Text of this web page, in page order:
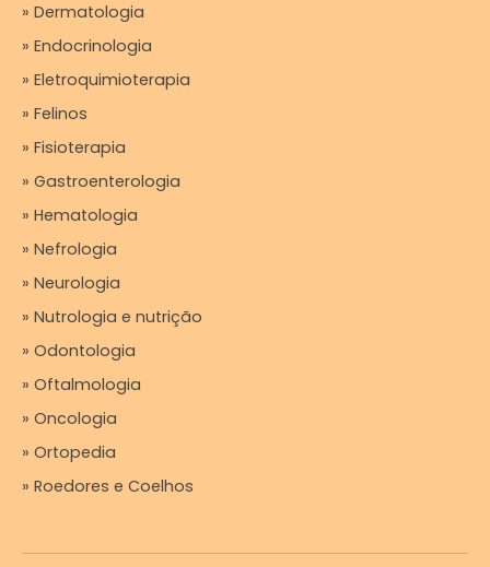
» Dermatologia
» Endocrinologia
» Eletroquimioterapia
» Felinos
» Fisioterapia
» Gastroenterologia
» Hematologia
» Nefrologia
» Neurologia
» Nutrologia e nutrição
» Odontologia
» Oftalmologia
» Oncologia
» Ortopedia
» Roedores e Coelhos